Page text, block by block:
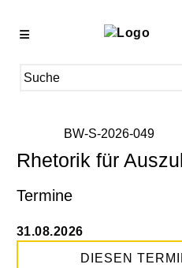
BW-S-2026-049
Rhetorik für
Termine
31.08.2026
DIESEN